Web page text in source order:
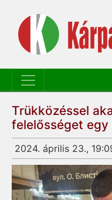
Trükközéssel
felelősséget
2024. április 23.,